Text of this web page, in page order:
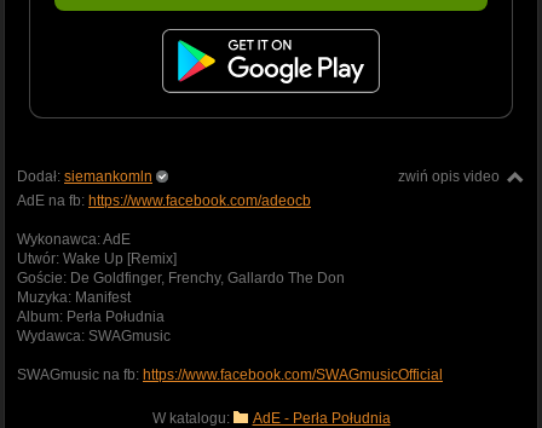
zwiń opis video
Dodał: siemankomln
AdE na fb: https://www.facebook.com/adeocb
Wykonawca: AdE
Utwór: Wake Up [Remix]
Goście: De Goldfinger, Frenchy, Gallardo The Don
Muzyka: Manifest
Album: Perła Południa
Wydawca: SWAGmusic
SWAGmusic na fb: https://www.facebook.com/SWAGmusicOfficial
W katalogu: AdE - Perła Południa